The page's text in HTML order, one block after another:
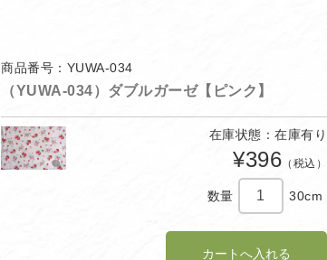
商品番号：YUWA-034
（YUWA-034）ダブルガーゼ【ピンク】
在庫状態：在庫有り
¥396 （税込）
数量 30cm